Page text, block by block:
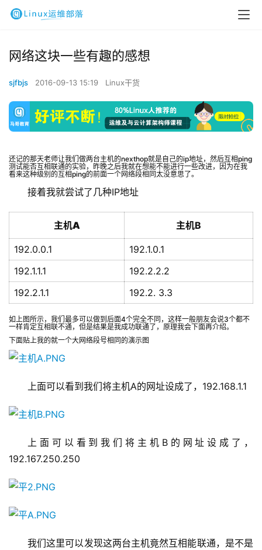
网络这块一些有趣的感想
sjfbjs 2016-09-13 15:19 Linux干货
还记的那天老师让我们做两台主机的nexthop就是自己的ip地址，然后互相ping
测试能否互相联通的实验，昨晚之后我就在想能不能进行一些改进，因为在我
看来这种级别的互相ping的前面一个网络段相同太没意思了。
接着我就尝试了几种IP地址
主机A 主机B
192.0.0.1
192.1.0.1
192.1.1.1
192.2.2.2
192.2.1.1
192.2. 3.3
如上图所示，我们最多可以做到后面4个完全不同，这样一般朋友会说3个都不
一样肯定互相联不通，但是结果是我成功联通了，原理我会下面再介绍。
下面贴上我的就一个大网络段号相同的演示图
上面可以看到我们将主机A的网址设成了，192.168.1.1
上面可以看到我们将主机B的网址设成了，
192.167.250.250
我们这里可以发现这两台主机竟然互相能联通，是不是